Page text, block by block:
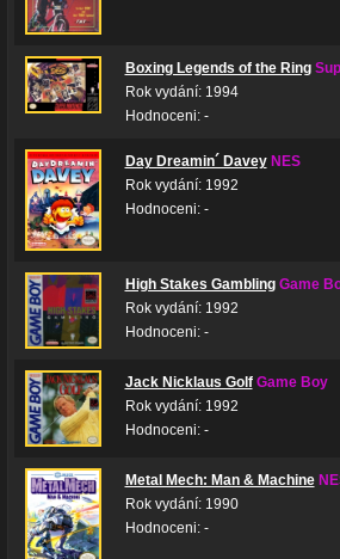
Boxing Legends of the Ring
Rok vydání: 1994
Hodnoceni: -
Day Dreamin´ Davey NES
Rok vydání: 1992
Hodnoceni: -
High Stakes Gambling Game
Rok vydání: 1992
Hodnoceni: -
Jack Nicklaus Golf Game Boy
Rok vydání: 1992
Hodnoceni: -
Metal Mech: Man & Machine
Rok vydání: 1990
Hodnoceni: -